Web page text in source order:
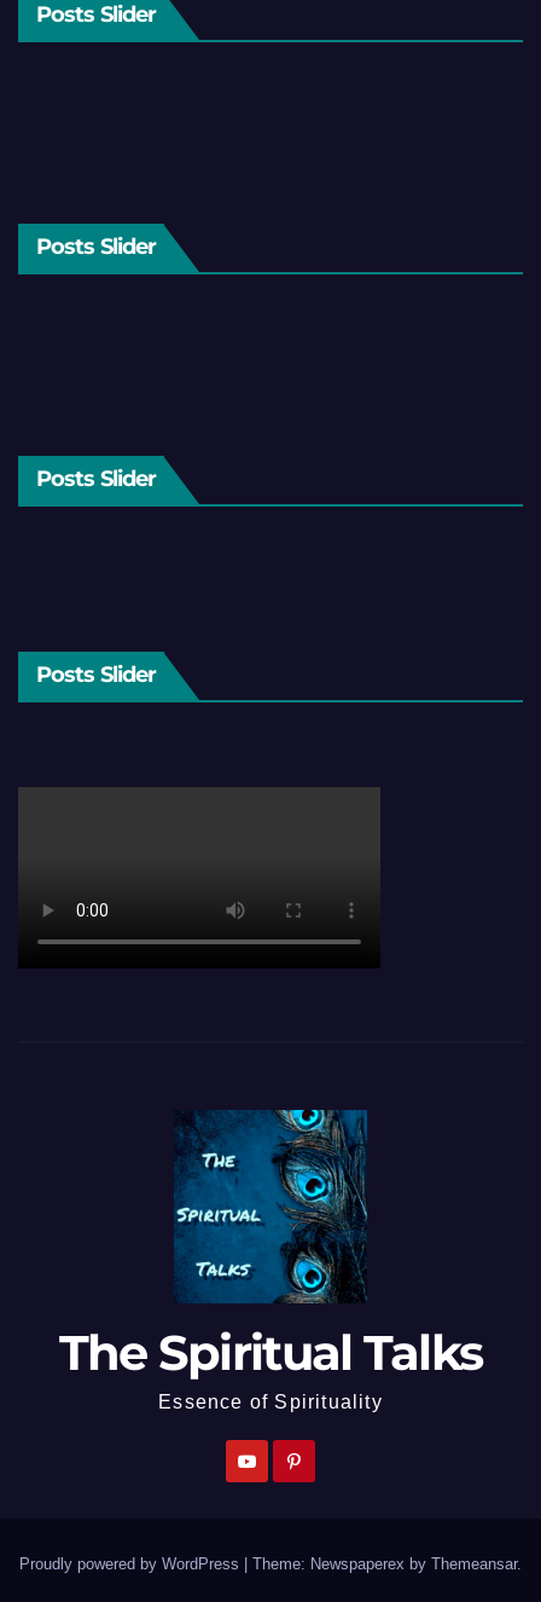
Posts Slider
Posts Slider
Posts Slider
Posts Slider
The Spiritual Talks
Essence of Spirituality
Proudly powered by WordPress Theme: Newspaperex by Themeansar.